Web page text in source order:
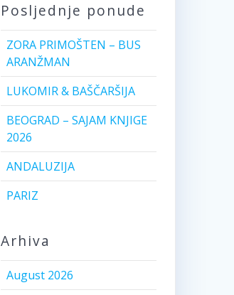
Posljednje ponude
ZORA PRIMOŠTEN – BUS
ARANŽMAN
LUKOMIR & BAŠČARŠIJA
BEOGRAD – SAJAM KNJIGE
2026
ANDALUZIJA
PARIZ
Arhiva
August 2026